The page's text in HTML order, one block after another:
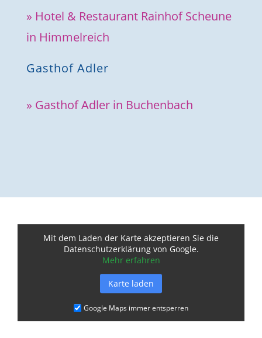
» Hotel & Restaurant Rainhof Scheune
in Himmelreich
Gasthof Adler
» Gasthof Adler in Buchenbach
Mit dem Laden der Karte akzeptieren Sie die
Datenschutzerklärung von Google.
Mehr erfahren
Karte laden
Google Maps immer entsperren